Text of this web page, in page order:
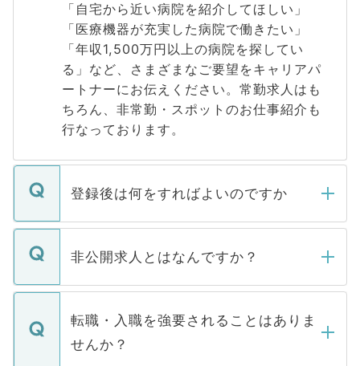
「自宅から近い病院を紹介してほしい」
「医療機器が充実した病院で働きたい」
「年収1,500万円以上の病院を探してい
る」など、さまざまなご要望をキャリアパ
ートナーにお伝えください。常勤求人はも
ちろん、非常勤・スポットのお仕事紹介も
行なっております。
登録後は何をすればよいのですか
ご登録いただきましたら、弊社担当者がご
登録内容を確認し、その後メールもしくは
ます。通常、5営業日以内にはご連絡をせて
いただきますので、しばらくお待ちくださ
非公開求人とはなんですか？
マイナビDOCTORで取り扱っている求人の
うち約3割は、Webサイトからご覧いただ
けない「非公開求人」です。非公開求人は
下記の理由によって、一般には公開してい
転職・入職を強要されることはありま
せんか？